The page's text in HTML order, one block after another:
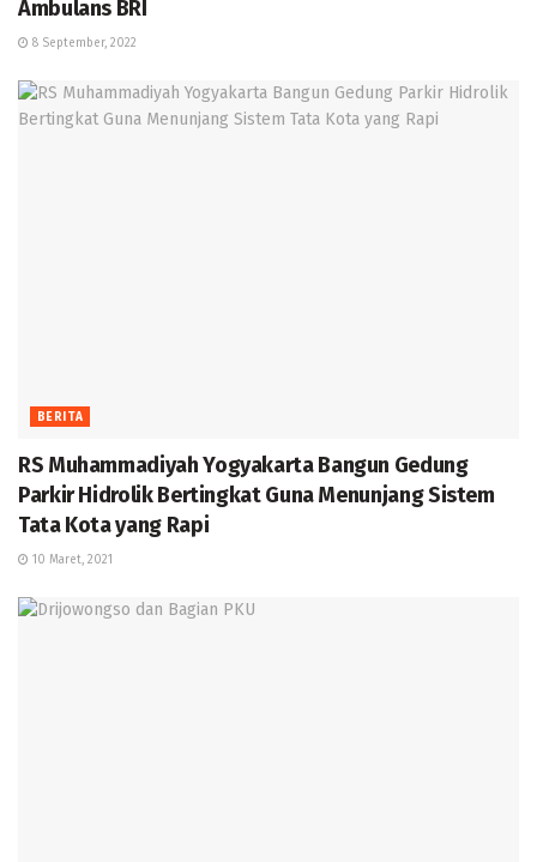
Ambulans BRI
8 September, 2022
BERITA
RS Muhammadiyah Yogyakarta Bangun Gedung
Parkir Hidrolik Bertingkat Guna Menunjang Sistem
Tata Kota yang Rapi
10 Maret, 2021